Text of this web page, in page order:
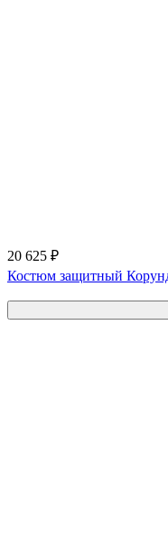
20 625 ₽
Костюм защитный